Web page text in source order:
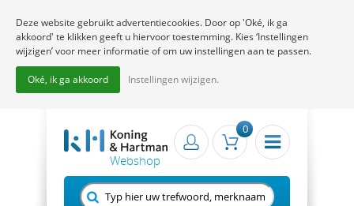
0
Deze website gebruikt advertentiecookies. Door op 'Oké, ik ga
akkoord' te klikken geeft u hiervoor toestemming. Kies ‘Instellingen
wijzigen’ voor meer informatie of om uw instellingen aan te passen.
Oké, ik ga akkoord Instellingen wijzigen.